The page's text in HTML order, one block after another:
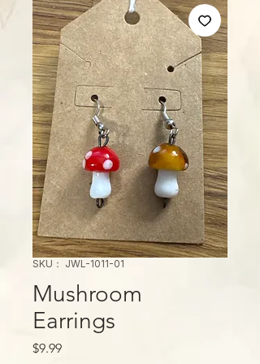
SKU： JWL-1011-01
Mushroom
Earrings
$9.99価